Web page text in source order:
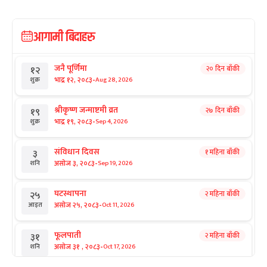
आगामी बिदाहरु
१२
शुक्र
जनै पूर्णिमा
भाद्र १२, २०८३-Aug 28, 2026
२० दिन बाँकी
१९
शुक्र
श्रीकृष्ण जन्माष्टमी व्रत
भाद्र १९, २०८३-Sep 4, 2026
२७ दिन बाँकी
३
शनि
संविधान दिवस
असोज ३, २०८३-Sep 19, 2026
१ महिना बाँकी
२५
आइत
घटस्थापना
असोज २५, २०८३-Oct 11, 2026
२ महिना बाँकी
३१
शनि
फूलपाती
असोज ३१ , २०८३-Oct 17, 2026
२ महिना बाँकी